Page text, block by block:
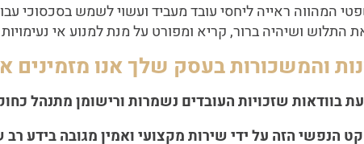
המהווה ראייה ליחסי עובד מעביד ועשוי לשמש בסכסוכי
התלוש ושיהיה ברור, קריא ומפורט על מנת למנוע אי
והמשכורות בעסק שלך אנו מזמינים
בוודאות שזכויות העובדים נשמרות ורישומן מתנהל
הנפשי הזה על ידי שירות מקצועי ואמין מגובה בידע